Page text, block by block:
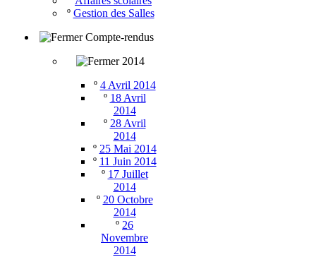
º Gestion des Salles
Compte-rendus
2014
º 4 Avril 2014
º 18 Avril
2014
º 28 Avril
2014
º 25 Mai 2014
º 11 Juin 2014
º 17 Juillet
2014
º 20 Octobre
2014
º 26
Novembre
2014